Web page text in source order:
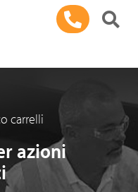
carrelli
azioni